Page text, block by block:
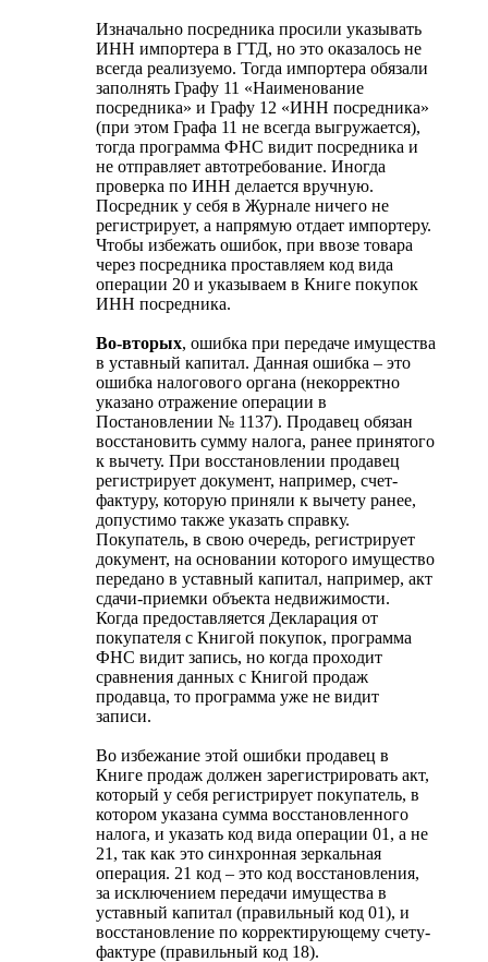
Изначально посредника просили указывать
ИНН импортера в ГТД, но это оказалось не
всегда реализуемо. Тогда импортера обязали
заполнять Графу 11 «Наименование
посредника» и Графу 12 «ИНН посредника»
(при этом Графа 11 не всегда выгружается),
тогда программа ФНС видит посредника и
не отправляет автотребование. Иногда
проверка по ИНН делается вручную.
Посредник у себя в Журнале ничего не
регистрирует, а напрямую отдает импортеру.
Чтобы избежать ошибок, при ввозе товара
через посредника проставляем код вида
операции 20 и указываем в Книге покупок
ИНН посредника.
Во-вторых, ошибка при передаче имущества
в уставный капитал. Данная ошибка – это
ошибка налогового органа (некорректно
указано отражение операции в
Постановлении № 1137). Продавец обязан
восстановить сумму налога, ранее принятого
к вычету. При восстановлении продавец
регистрирует документ, например, счет-
фактуру, которую приняли к вычету ранее,
допустимо также указать справку.
Покупатель, в свою очередь, регистрирует
документ, на основании которого имущество
передано в уставный капитал, например, акт
сдачи-приемки объекта недвижимости.
Когда предоставляется Декларация от
покупателя с Книгой покупок, программа
ФНС видит запись, но когда проходит
сравнения данных с Книгой продаж
продавца, то программа уже не видит
записи.
Во избежание этой ошибки продавец в
Книге продаж должен зарегистрировать акт,
который у себя регистрирует покупатель, в
котором указана сумма восстановленного
налога, и указать код вида операции 01, а не
21, так как это синхронная зеркальная
операция. 21 код – это код восстановления,
за исключением передачи имущества в
уставный капитал (правильный код 01), и
восстановление по корректирующему счету-
фактуре (правильный код 18).